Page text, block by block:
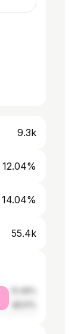
9.3k
12.04%
14.04%
55.4k